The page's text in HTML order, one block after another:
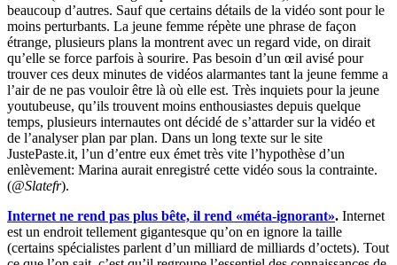
beaucoup d’autres. Sauf que certains détails de la vidéo sont pour le
moins perturbants. La jeune femme répète une phrase de façon
étrange, plusieurs plans la montrent avec un regard vide, on dirait
qu’elle se force parfois à sourire. Pas besoin d’un œil avisé pour
trouver ces deux minutes de vidéos alarmantes tant la jeune femme a
l’air de ne pas vouloir être là où elle est. Très inquiets pour la jeune
youtubeuse, qu’ils trouvent moins enthousiastes depuis quelque
temps, plusieurs internautes ont décidé de s’attarder sur la vidéo et
de l’analyser plan par plan. Dans un long texte sur le site
JustePaste.it, l’un d’entre eux émet très vite l’hypothèse d’un
enlèvement: Marina aurait enregistré cette vidéo sous la contrainte.
(@Slatefr).
Internet ne rend pas plus bête, il rend «méta-ignorant». Internet
est un endroit tellement gigantesque qu’on en ignore la taille
(certains spécialistes parlent d’un milliard de milliards d’octets). Tout